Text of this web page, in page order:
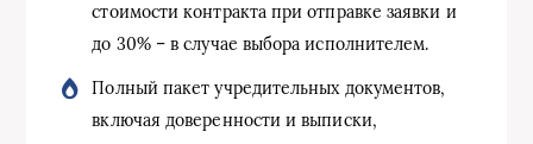
стоимости контракта при отправке заявки и
до 30% – в случае выбора исполнителем.
Полный пакет учредительных документов,
включая доверенности и выписки,